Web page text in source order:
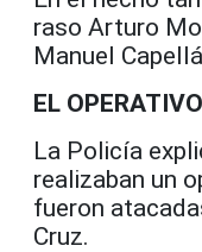
raso Arturo
Manuel
EL OPERATIVO
La Policía
realizaban un
fueron
Cruz.